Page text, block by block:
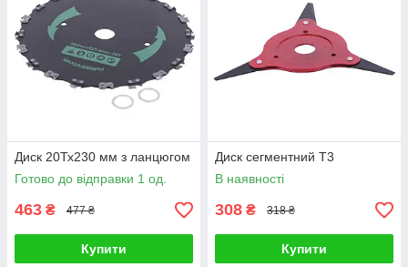
Диск 20Тх230 мм з ланцюгом
Готово до відправки 1 од.
463 ₴ 477 ₴
Купити
Диск сегментний Т3
В наявності
308 ₴ 318 ₴
Купити